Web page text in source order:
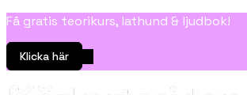
Få gratis teorikurs, lathund & ljudbok!
Klicka här